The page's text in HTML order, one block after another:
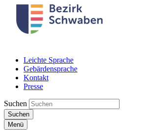
Leichte Sprache
Gebärdensprache
Kontakt
Presse
Suchen
Suchen
Menü